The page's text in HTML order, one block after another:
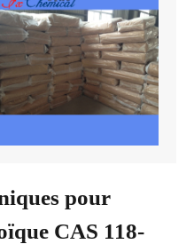
pour
CAS 118-